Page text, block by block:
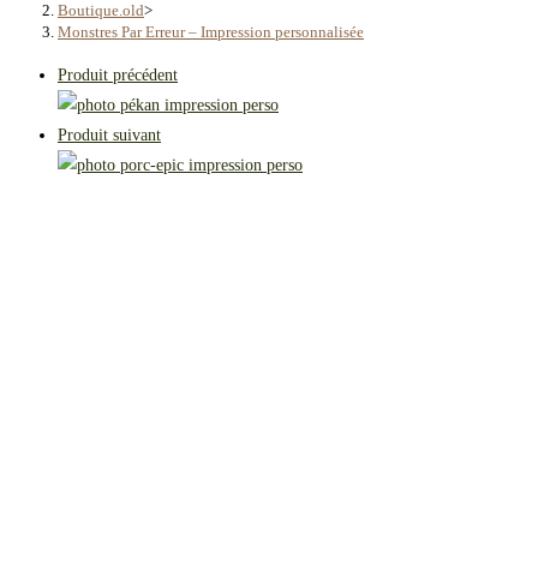
Boutique.old>
Monstres Par Erreur – Impression personnalisée
Produit précédent
Produit suivant